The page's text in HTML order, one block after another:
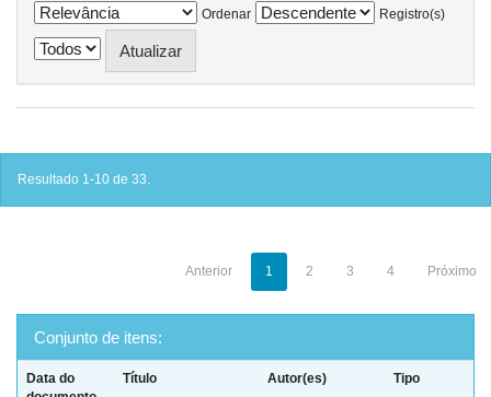
Ordenar
Registro(s)
Resultado 1-10 de 33.
Anterior 1 2 3 4 Próximo
Conjunto de itens:
Data do
Título Autor(es) Tipo